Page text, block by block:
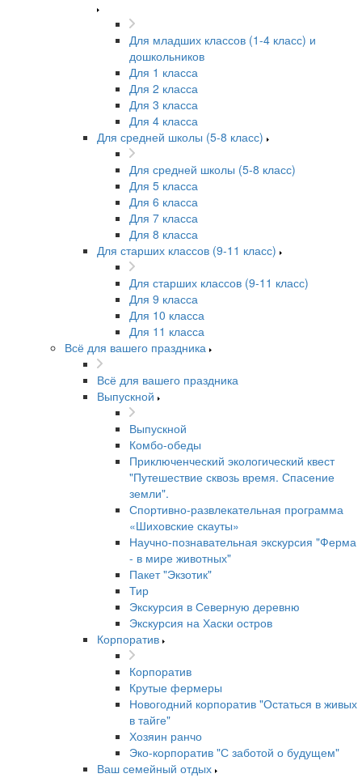
Для младших классов (1-4 класс) и
дошкольников
Для 1 класса
Для 2 класса
Для 3 класса
Для 4 класса
Для средней школы (5-8 класс)
Для средней школы (5-8 класс)
Для 5 класса
Для 6 класса
Для 7 класса
Для 8 класса
Для старших классов (9-11 класс)
Для старших классов (9-11 класс)
Для 9 класса
Для 10 класса
Для 11 класса
Всё для вашего праздника
Всё для вашего праздника
Выпускной
Выпускной
Комбо-обеды
Приключенческий экологический квест
"Путешествие сквозь время. Спасение
земли".
Спортивно-развлекательная программа
«Шиховские скауты»
Научно-познавательная экскурсия "Ферма
- в мире животных"
Пакет "Экзотик"
Тир
Экскурсия в Северную деревню
Экскурсия на Хаски остров
Корпоратив
Корпоратив
Крутые фермеры
Новогодний корпоратив "Остаться в живых
в тайге"
Хозяин ранчо
Эко-корпоратив "С заботой о будущем"
Ваш семейный отдых